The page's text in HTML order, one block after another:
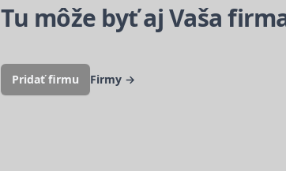
Tu môže byť aj Vaša
Pridať firmu Firmy →